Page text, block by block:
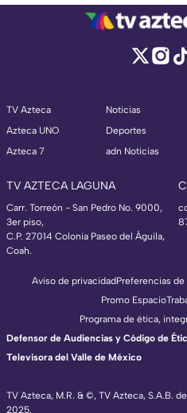
TV Azteca
Azteca UNO
Azteca 7
Noticias
Deportes
adn Noticias
TV AZTECA LAGUNA
Carr. Torreón - San Pedro No. 9000,
3er piso,
C.P. 27014 Colonia Paseo del Águila,
Coah.
TV Azteca, M.R. & ©, TV Azteca, S.A.B.
2025.
Aviso de privacidadPreferencias de
Promo Espacio
Programa de ética,
Defensor de Audiencias y Código de
Televisora del Valle de México